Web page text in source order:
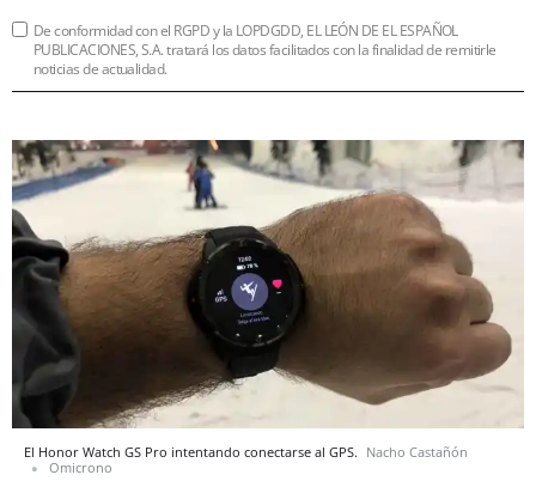
De conformidad con el RGPD y la LOPDGDD, EL LEÓN DE EL ESPAÑOL
PUBLICACIONES, S.A. tratará los datos facilitados con la finalidad de remitirle
noticias de actualidad.
El Honor Watch GS Pro intentando conectarse al GPS. Nacho Castañón
Omicrono